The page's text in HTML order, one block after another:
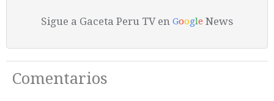
Sigue a Gaceta Peru TV en Google News
Comentarios